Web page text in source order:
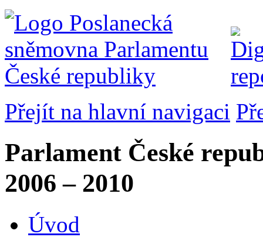
Přejít na hlavní navigaci
Parlament České
2006 – 2010
Úvod